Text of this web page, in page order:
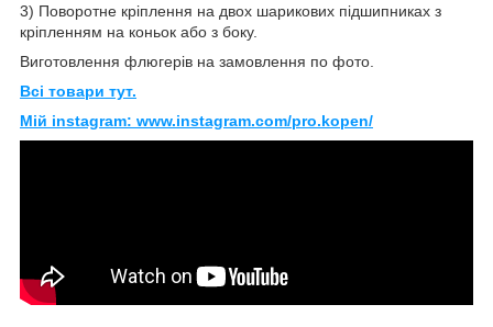
3) Поворотне кріплення на двох шарикових підшипниках з
кріпленням на коньок або з боку.
Виготовлення флюгерів на замовлення по фото.
Всі товари тут.
Мій instagram: www.instagram.com/pro.kopen/